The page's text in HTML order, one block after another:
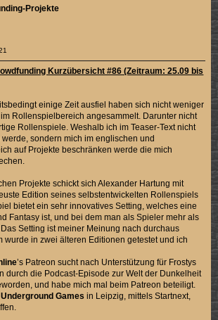
Projekte
Kurzübersicht #86 (Zeitraum: 25.09 bis
einige Zeit ausfiel haben sich nicht weniger
Rollenspielbereich angesammelt. Darunter nicht
Rollenspiele. Weshalb ich im Teaser-Text nicht
sondern mich im englischen und
auf Projekte beschränken werde die mich
Projekte schickt sich Alexander Hartung mit
Edition seines selbstentwickelten Rollenspiels
bietet ein sehr innovatives Setting, welches eine
Fantasy ist, und bei dem man als Spieler mehr als
Setting ist meiner Meinung nach durchaus
wurde in zwei älteren Editionen getestet und ich
’s Patreon sucht nach Unterstützung für Frostys
durch die Podcast-Episode zur Welt der Dunkelheit
und habe mich mal beim Patreon beteiligt.
Underground Games in Leipzig, mittels Startnext,